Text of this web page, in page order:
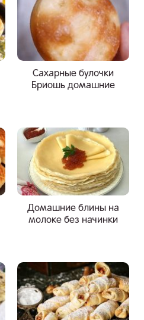
Сахарные булочки
Бриошь домашние
Домашние блины на
молоке без начинки